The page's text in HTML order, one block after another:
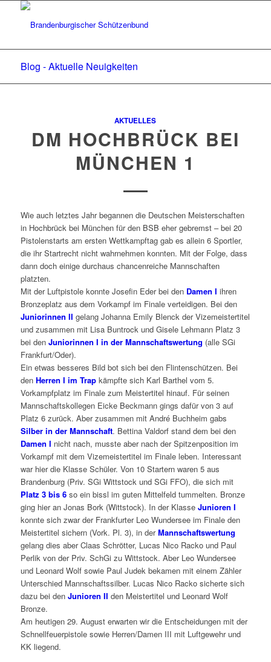
Blog - Aktuelle Neuigkeiten
AKTUELLES
DM HOCHBRÜCK BEI
MÜNCHEN 1
Wie auch letztes Jahr begannen die Deutschen Meisterschaften
in Hochbrück bei München für den BSB eher gebremst – bei 20
Pistolenstarts am ersten Wettkampftag gab es allein 6 Sportler,
die ihr Startrecht nicht wahrnehmen konnten. Mit der Folge, dass
dann doch einige durchaus chancenreiche Mannschaften
platzten.
Mit der Luftpistole konnte Josefin Eder bei den Damen I ihren
Bronzeplatz aus dem Vorkampf im Finale verteidigen. Bei den
Juniorinnen II gelang Johanna Emily Blenck der Vizemeistertitel
und zusammen mit Lisa Buntrock und Gisele Lehmann Platz 3
bei den Juniorinnen I in der Mannschaftswertung (alle SGi
Frankfurt/Oder).
Ein etwas besseres Bild bot sich bei den Flintenschützen. Bei
den Herren I im Trapkämpfte sich Karl Barthel vom 5.
Vorkampfplatz im Finale zum Meistertitel hinauf. Für seinen
Mannschaftskollegen Eicke Beckmann gings dafür von 3 auf
Platz 6 zurück. Aber zusammen mit André Buchheim gabs
Silber in der Mannschaft. Bettina Valdorf stand dem bei den
Damen I nicht nach, musste aber nach der Spitzenposition im
Vorkampf mit dem Vizemeistertitel im Finale leben. Interessant
war hier die Klasse Schüler. Von 10 Startern waren 5 aus
Brandenburg (Priv. SGi Wittstock und SGi FFO), die sich mit
Platz 3 bis 6so ein bissl im guten Mittelfeld tummelten. Bronze
ging hier an Jonas Bork (Wittstock). In der Klasse Junioren I
konnte sich zwar der Frankfurter Leo Wundersee im Finale den
Meistertitel sichern (Vork. Pl. 3), in derMannschaftswertung
gelang dies aber Claas Schrötter, Lucas Nico Racko und Paul
Perlik von der Priv. SchGi zu Wittstock. Aber Leo Wundersee
und Leonard Wolf sowie Paul Judek bekamen mit einem Zähler
Unterschied Mannschaftssilber. Lucas Nico Racko sicherte sich
dazu bei den Junioren II den Meistertitel und Leonard Wolf
Bronze.
Am heutigen 29. August erwarten wir die Entscheidungen mit der
Schnellfeuerpistole sowie Herren/Damen III mit Luftgewehr und
KK liegend.